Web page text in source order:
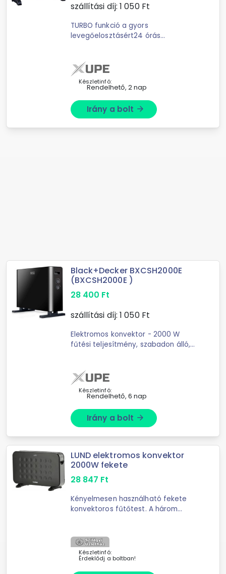
szállítási díj: 1 050Ft
TURBO funkció a gyors
levegőelosztásért24 órás
Készletinfó:
Rendelhető, 2 nap
Irány a bolt arrow_forward
Black+Decker BXCSH2000E
(BXCSH2000E )
28 400 Ft
szállítási díj: 1 050Ft
Elektromos konvektor - 2000 W
fűtési teljesítmény, szabadon álló,
mé), fekete színű
Készletinfó:
Rendelhető, 6 nap
Irány a bolt arrow_forward
LUND elektromos konvektor
2000W fekete
28 847 Ft
Kényelmesen használható fekete
konvektoros fűtőtest. A három
kapcsolók és gombok szabályoznak
(750 ...
Készletinfó:
Érdeklődj a boltban!